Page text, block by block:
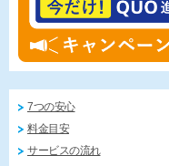
7つの安心
料金目安
サービスの流れ